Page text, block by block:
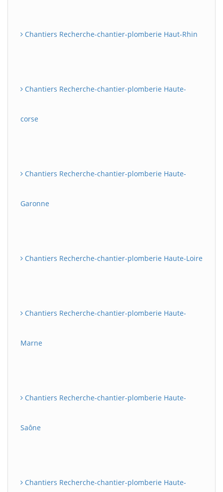
Chantiers Recherche-chantier-plomberie Haut-Rhin
Chantiers Recherche-chantier-plomberie Haute-
corse
Chantiers Recherche-chantier-plomberie Haute-
Garonne
Chantiers Recherche-chantier-plomberie Haute-Loire
Chantiers Recherche-chantier-plomberie Haute-
Marne
Chantiers Recherche-chantier-plomberie Haute-
Saône
Chantiers Recherche-chantier-plomberie Haute-